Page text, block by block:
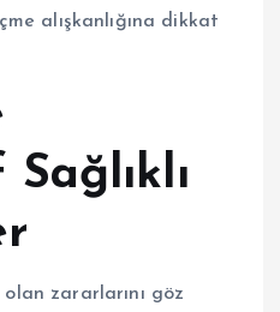
alışkanlığına dikkat
zararlarını göz